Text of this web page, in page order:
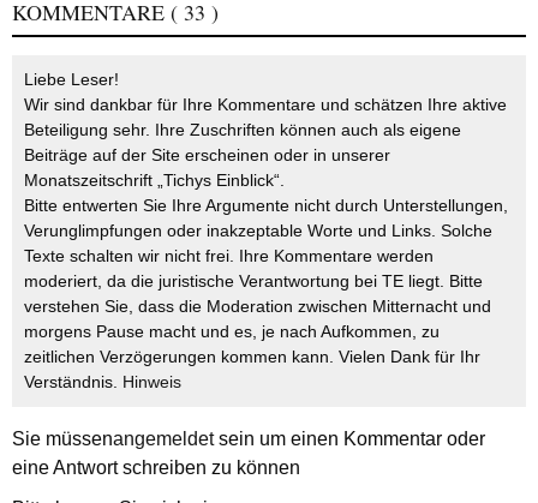
KOMMENTARE ( 33 )
Liebe Leser!
Wir sind dankbar für Ihre Kommentare und schätzen Ihre aktive
Beteiligung sehr. Ihre Zuschriften können auch als eigene
Beiträge auf der Site erscheinen oder in unserer
Monatszeitschrift „Tichys Einblick“.
Bitte entwerten Sie Ihre Argumente nicht durch Unterstellungen,
Verunglimpfungen oder inakzeptable Worte und Links. Solche
Texte schalten wir nicht frei. Ihre Kommentare werden
moderiert, da die juristische Verantwortung bei TE liegt. Bitte
verstehen Sie, dass die Moderation zwischen Mitternacht und
morgens Pause macht und es, je nach Aufkommen, zu
zeitlichen Verzögerungen kommen kann. Vielen Dank für Ihr
Verständnis. Hinweis
Sie müssenangemeldetsein um einen Kommentar oder
eine Antwort schreiben zu können